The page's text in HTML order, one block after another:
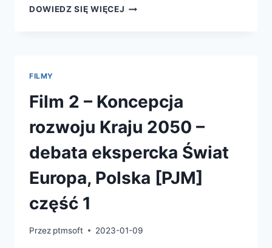
DOWIEDZ SIĘ WIĘCEJ
FILMY
Film 2 – Koncepcja
rozwoju Kraju 2050 –
debata ekspercka Świat
Europa, Polska [PJM]
część 1
Przez ptmsoft 2023-01-09